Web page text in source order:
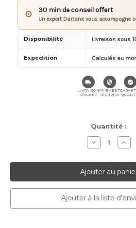
⊙ 30 min de conseil offert
Un expert Dartank vous accompagne
Disponibilité Livraison sous
Expédition Calculés au
LIVRAISON
SOIGNÉE
PAIEMENT
SÉCURISÉ
Quantité :
Diminuer
la
pour
Mosaïque
MM
010
la
pour
MM
010
Ajouter à la liste